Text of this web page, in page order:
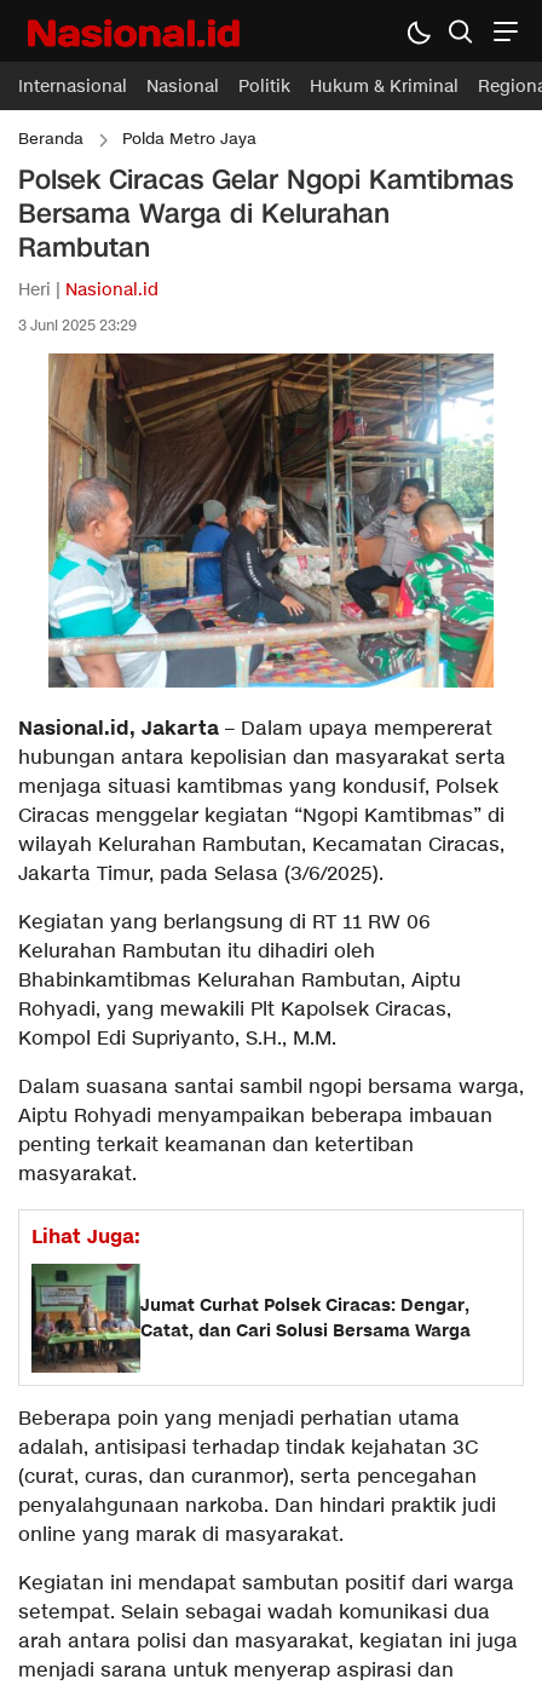
Internasional Nasional Politik Hukum & Kriminal
Beranda Polda Metro Jaya
Polsek Ciracas Gelar Ngopi Kamtibmas
Bersama Warga di Kelurahan
Rambutan
Heri | Nasional.id
3 Juni 2025 23:29
Nasional.id, Jakarta – Dalam upaya mempererat
hubungan antara kepolisian dan masyarakat serta
menjaga situasi kamtibmas yang kondusif, Polsek
Ciracas menggelar kegiatan “Ngopi Kamtibmas” di
wilayah Kelurahan Rambutan, Kecamatan Ciracas,
Jakarta Timur, pada Selasa (3/6/2025).
Kegiatan yang berlangsung di RT 11 RW 06
Kelurahan Rambutan itu dihadiri oleh
Bhabinkamtibmas Kelurahan Rambutan, Aiptu
Rohyadi, yang mewakili Plt Kapolsek Ciracas,
Kompol Edi Supriyanto, S.H., M.M.
Dalam suasana santai sambil ngopi bersama warga,
Aiptu Rohyadi menyampaikan beberapa imbauan
penting terkait keamanan dan ketertiban
masyarakat.
Lihat Juga:
Jumat Curhat Polsek Ciracas: Dengar,
Catat, dan Cari Solusi Bersama Warga
Beberapa poin yang menjadi perhatian utama
adalah, antisipasi terhadap tindak kejahatan 3C
(curat, curas, dan curanmor), serta pencegahan
penyalahgunaan narkoba. Dan hindari praktik judi
online yang marak di masyarakat.
Kegiatan ini mendapat sambutan positif dari warga
setempat. Selain sebagai wadah komunikasi dua
arah antara polisi dan masyarakat, kegiatan ini juga
menjadi sarana untuk menyerap aspirasi dan